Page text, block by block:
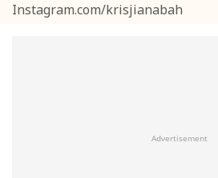
Instagram.com/krisjianabah
Advertisement